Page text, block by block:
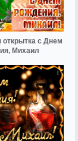
с Днем
Михаил